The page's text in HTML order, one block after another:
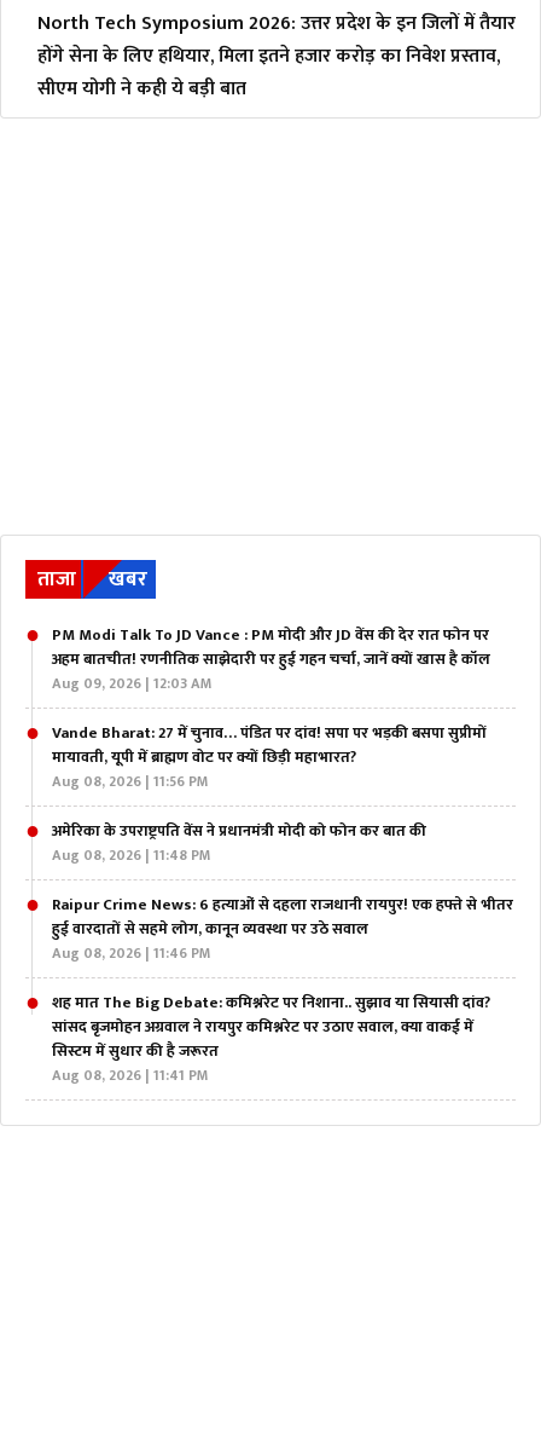
North Tech Symposium 2026: उत्तर प्रदेश के इन जिलों में तैयार
होंगे सेना के लिए हथियार, मिला इतने हजार करोड़ का निवेश प्रस्ताव,
सीएम योगी ने कही ये बड़ी बात
ताजा खबर
PM Modi Talk To JD Vance : PM मोदी और JD वेंस की देर रात फोन पर
अहम बातचीत! रणनीतिक साझेदारी पर हुई गहन चर्चा, जानें क्यों खास है कॉल
Aug 09, 2026 | 12:03 AM
Vande Bharat: 27 में चुनाव… पंडित पर दांव! सपा पर भड़की बसपा सुप्रीमों
मायावती, यूपी में ब्राह्मण वोट पर क्यों छिड़ी महाभारत?
Aug 08, 2026 | 11:56 PM
अमेरिका के उपराष्ट्रपति वेंस ने प्रधानमंत्री मोदी को फोन कर बात की
Aug 08, 2026 | 11:48 PM
Raipur Crime News: 6 हत्याओं से दहला राजधानी रायपुर! एक हफ्ते से भीतर
हुई वारदातों से सहमे लोग, कानून व्यवस्था पर उठे सवाल
Aug 08, 2026 | 11:46 PM
शह मात The Big Debate: कमिश्नरेट पर निशाना.. सुझाव या सियासी दांव?
सांसद बृजमोहन अग्रवाल ने रायपुर कमिश्नरेट पर उठाए सवाल, क्या वाकई में
सिस्टम में सुधार की है जरूरत
Aug 08, 2026 | 11:41 PM